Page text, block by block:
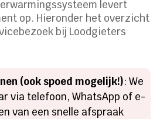
levert
op. Hieronder het overzicht
bij Loodgieters
(ook spoed mogelijk!): We
via telefoon, WhatsApp of e-
van een snelle afspraak